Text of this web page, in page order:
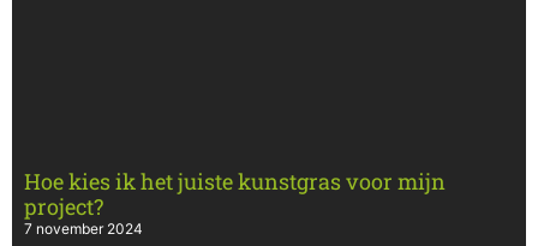
Hoe kies ik het juiste kunstgras voor mijn
project?
7 november 2024